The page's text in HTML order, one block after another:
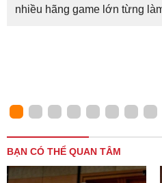
nhiều hãng game lớn từng
BẠN CÓ THỂ QUAN TÂM